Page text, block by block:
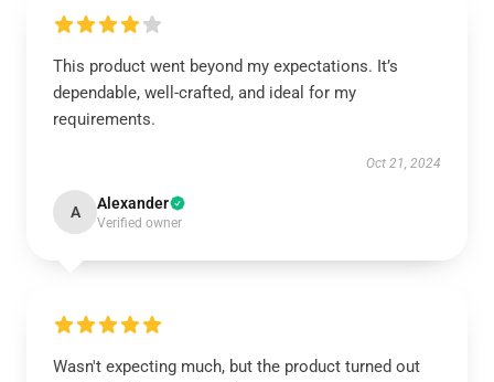
This product went beyond my expectations. It’s
dependable, well-crafted, and ideal for my
requirements.
Oct 21, 2024
A Alexander
Verified owner
Wasn't expecting much, but the product turned out